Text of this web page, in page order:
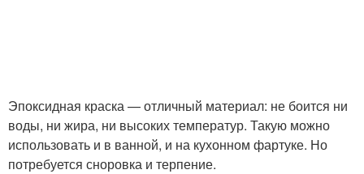
Эпоксидная краска — отличный материал: не боится ни
воды, ни жира, ни высоких температур. Такую можно
использовать и в ванной, и на кухонном фартуке. Но
потребуется сноровка и терпение.